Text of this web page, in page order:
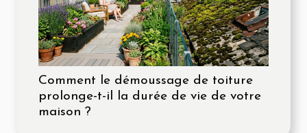
Comment le démoussage de toiture
prolonge-t-il la durée de vie de votre
maison ?